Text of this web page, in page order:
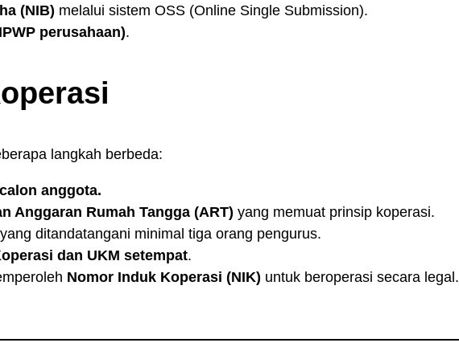
(NIB) melalui sistem OSS (Online Single Submission).
perusahaan).
langkah berbeda:
anggota.
Anggaran Rumah Tangga (ART) yang memuat prinsip koperasi.
yang ditandatangani minimal tiga orang pengurus.
dan UKM setempat.
Nomor Induk Koperasi (NIK) untuk beroperasi secara legal.